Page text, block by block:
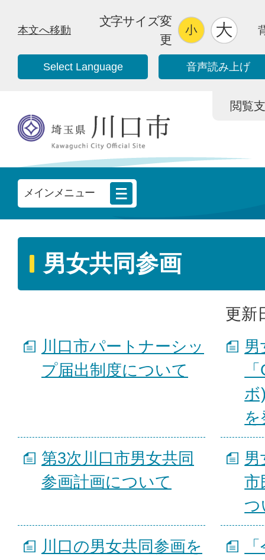
本文へ移動
文字サイズ変
更
Select Language 音声読み上げ
閲覧
メインメニュー
男女共同参画
更新
川口市パートナーシッ
プ届出制度について
男
ボ
第3次川口市男女共同
参画計画について
男
市
つ
川口の男女共同参画を